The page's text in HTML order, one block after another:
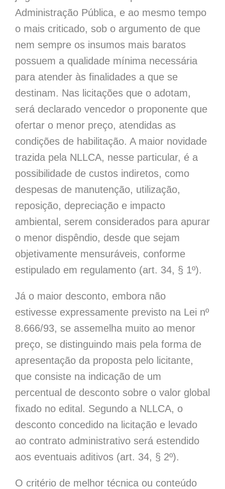
Administração Pública, e ao mesmo tempo
o mais criticado, sob o argumento de que
nem sempre os insumos mais baratos
possuem a qualidade mínima necessária
para atender às finalidades a que se
destinam. Nas licitações que o adotam,
será declarado vencedor o proponente que
ofertar o menor preço, atendidas as
condições de habilitação. A maior novidade
trazida pela NLLCA, nesse particular, é a
possibilidade de custos indiretos, como
despesas de manutenção, utilização,
reposição, depreciação e impacto
ambiental, serem considerados para apurar
o menor dispêndio, desde que sejam
objetivamente mensuráveis, conforme
estipulado em regulamento (art. 34, § 1º).
Já o maior desconto, embora não
estivesse expressamente previsto na Lei nº
8.666/93, se assemelha muito ao menor
preço, se distinguindo mais pela forma de
apresentação da proposta pelo licitante,
que consiste na indicação de um
percentual de desconto sobre o valor global
fixado no edital. Segundo a NLLCA, o
desconto concedido na licitação e levado
ao contrato administrativo será estendido
aos eventuais aditivos (art. 34, § 2º).
O critério de melhor técnica ou conteúdo